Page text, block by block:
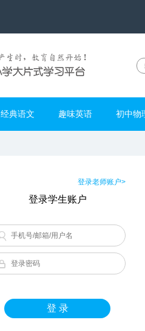
经典语文 趣味英语 初中物
登录老师账户>
登录学生账户
登 录